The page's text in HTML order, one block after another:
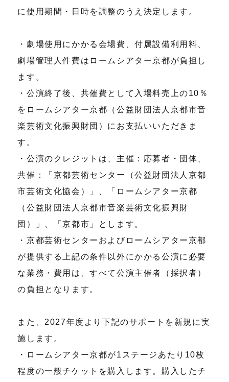
に使用期間・日時を調整のうえ決定します。
・劇場使用にかかる会場費、付属設備利用料、
劇場管理人件費はロームシアター京都が負担し
ます。
・公演終了後、共催費として入場料売上の10％
をロームシアター京都（公益財団法人京都市音
楽芸術文化振興財団）にお支払いいただきま
す。
・公演のクレジットは、主催：応募者・団体、
共催：「京都芸術センター（公益財団法人京都
市芸術文化協会）」、「ロームシアター京都
（公益財団法人京都市音楽芸術文化振興財
団）」、「京都市」とします。
・京都芸術センターおよびロームシアター京都
が提供する上記の条件以外にかかる公演に必要
な業務・費用は、すべて公演主催者（採択者）
の負担となります。
また、2027年度より下記のサポートを新規に実
施します。
・ロームシアター京都が1ステージあたり10枚
程度の一般チケットを購入します。購入したチ